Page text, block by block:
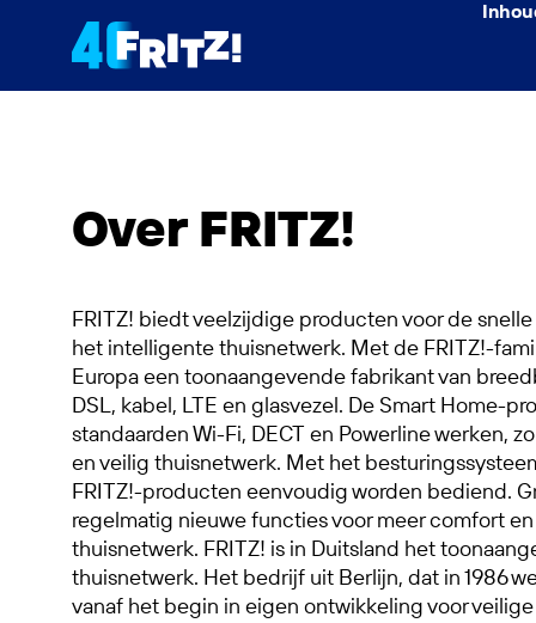
Over FRITZ!
FRITZ! biedt veelzijdige producten voor de
het intelligente thuisnetwerk. Met de FRITZ!-
Europa een toonaangevende fabrikant van
DSL, kabel, LTE en glasvezel. De Smart Home-
standaarden Wi-Fi, DECT en Powerline werken,
en veilig thuisnetwerk. Met het
FRITZ!-producten eenvoudig worden bediend.
regelmatig nieuwe functies voor meer comfort
thuisnetwerk. FRITZ! is in Duitsland het
thuisnetwerk. Het bedrijf uit Berlijn, dat in 1986
vanaf het begin in eigen ontwikkeling voor